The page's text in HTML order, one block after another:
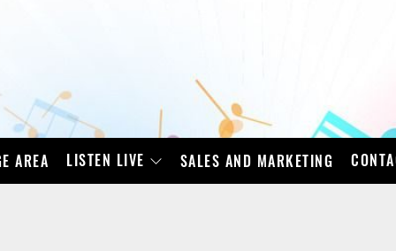
AREA LISTEN LIVE SALES AND MARKETING